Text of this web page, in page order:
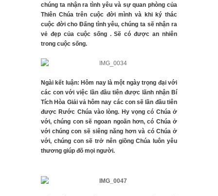
chúng ta nhận ra tình yêu và sự quan phòng của
Thiên Chúa trên cuộc đời mình và khi ký thác
cuộc đời cho Đấng tình yêu, chúng ta sẽ nhận ra
vẻ đẹp của cuộc sống . Sẽ có được an nhiên
trong cuộc sống.
Ngài kết luận: Hôm nay là một ngày trọng đại với
các con với việc lần đầu tiên được lãnh nhận Bí
Tích Hòa Giải vả hôm nay các con sẽ lần đầu tiên
được Rước Chúa vào lòng. Hy vọng có Chúa ở
với, chúng con sẽ ngoan ngoãn hơn, có Chúa ở
với chúng con sẽ siêng năng hơn và có Chúa ở
với, chúng con sẽ trở nên giồng Chúa luôn yêu
thương giúp đõ mọi người.